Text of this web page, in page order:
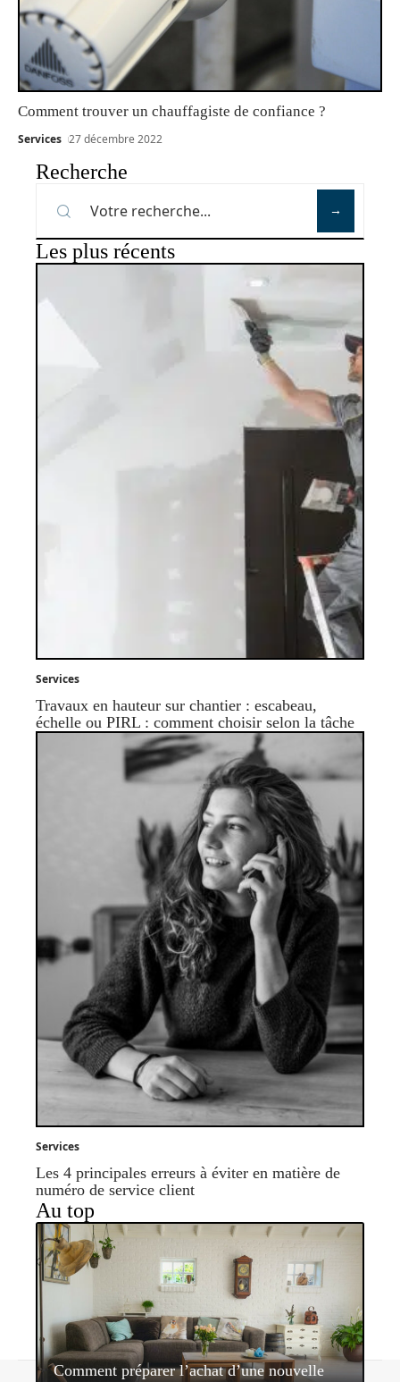
Comment trouver un chauffagiste de confiance ?
Services 27 décembre 2022
Recherche
Les plus récents
Services
Travaux en hauteur sur chantier : escabeau,
échelle ou PIRL : comment choisir selon la tâche
Services
Les 4 principales erreurs à éviter en matière de
numéro de service client
Au top
Comment préparer l’achat d’une nouvelle